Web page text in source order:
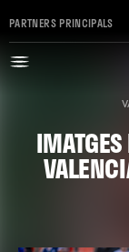
PARTNERS PRINCIPALS